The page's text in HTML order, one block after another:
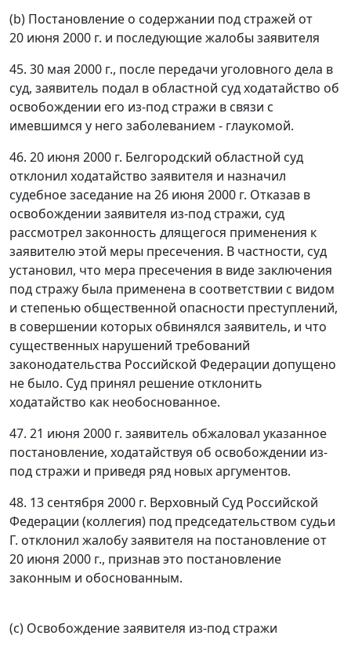
(b) Постановление о содержании под стражей от
20 июня 2000 г. и последующие жалобы заявителя
45. 30 мая 2000 г., после передачи уголовного дела в
суд, заявитель подал в областной суд ходатайство об
освобождении его из-под стражи в связи с
имевшимся у него заболеванием - глаукомой.
46. 20 июня 2000 г. Белгородский областной суд
отклонил ходатайство заявителя и назначил
судебное заседание на 26 июня 2000 г. Отказав в
освобождении заявителя из-под стражи, суд
рассмотрел законность длящегося применения к
заявителю этой меры пресечения. В частности, суд
установил, что мера пресечения в виде заключения
под стражу была применена в соответствии с видом
и степенью общественной опасности преступлений,
в совершении которых обвинялся заявитель, и что
существенных нарушений требований
законодательства Российской Федерации допущено
не было. Суд принял решение отклонить
ходатайство как необоснованное.
47. 21 июня 2000 г. заявитель обжаловал указанное
постановление, ходатайствуя об освобождении из-
под стражи и приведя ряд новых аргументов.
48. 13 сентября 2000 г. Верховный Суд Российской
Федерации (коллегия) под председательством судьи
Г. отклонил жалобу заявителя на постановление от
20 июня 2000 г., признав это постановление
законным и обоснованным.
(с) Освобождение заявителя из-под стражи